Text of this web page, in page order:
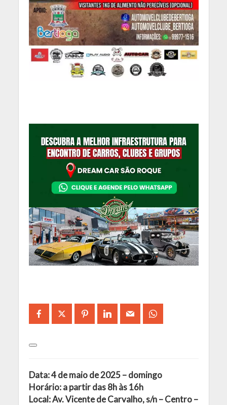
Data: 4 de maio de 2025 – domingo
Horário: a partir das 8h às 16h
Local: Av. Vicente de Carvalho, s/n – Centro –